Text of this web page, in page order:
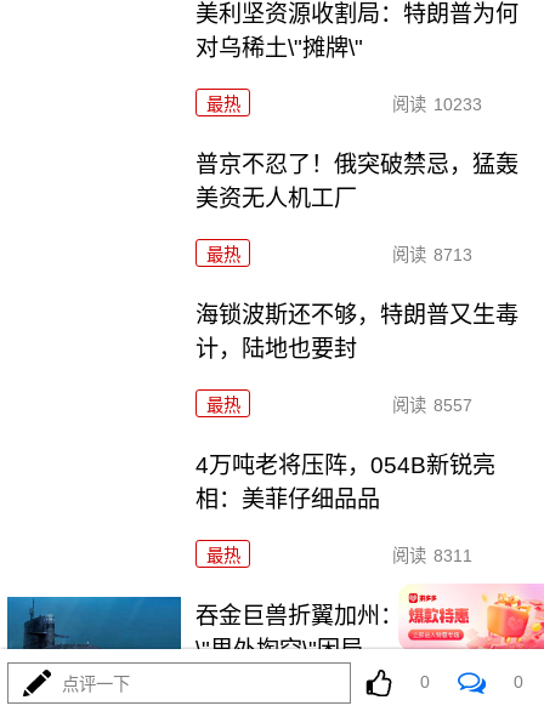
美利坚资源收割局：特朗普为何
对乌稀土\"摊牌\"
最热 阅读 10233
普京不忍了！俄突破禁忌，猛轰
美资无人机工厂
最热 阅读 8713
海锁波斯还不够，特朗普又生毒
计，陆地也要封
最热 阅读 8557
4万吨老将压阵，054B新锐亮
相：美菲仔细品品
最热 阅读 8311
吞金巨兽折翼加州：美利坚军工
\"里外掏空\"困局
最热
点评一下 0 0